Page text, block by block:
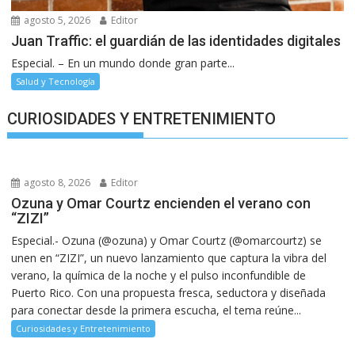
agosto 5, 2026 Editor
Juan Traffic: el guardián de las identidades digitales
Especial. – En un mundo donde gran parte...
Salud y Tecnología
CURIOSIDADES Y ENTRETENIMIENTO
agosto 8, 2026 Editor
Ozuna y Omar Courtz encienden el verano con
“ZIZI”
Especial.- Ozuna (@ozuna) y Omar Courtz (@omarcourtz) se
unen en “ZIZI”, un nuevo lanzamiento que captura la vibra del
verano, la química de la noche y el pulso inconfundible de
Puerto Rico. Con una propuesta fresca, seductora y diseñada
para conectar desde la primera escucha, el tema reúne...
Curiosidades y Entretenimiento